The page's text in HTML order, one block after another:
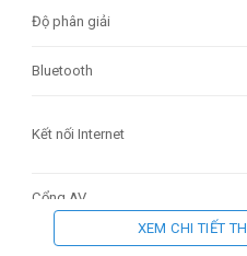
Độ phân giải
Bluetooth
Kết nối Internet
Cổng AV
Cổng HDMI
XEM CHI TIẾT